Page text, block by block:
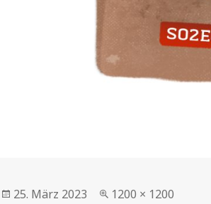
Veröffentlicht
25. März 2023
Volle
1200 × 1200